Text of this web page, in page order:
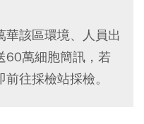
華該區環境、人員出
60萬細胞簡訊，若
往採檢站採檢。